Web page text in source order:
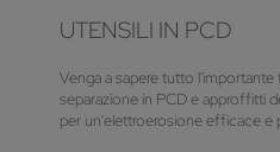
UTENSILI IN PCD
Venga a sapere tutto
separazione in PCD e approffitti
per un'elettroerosione efficace e